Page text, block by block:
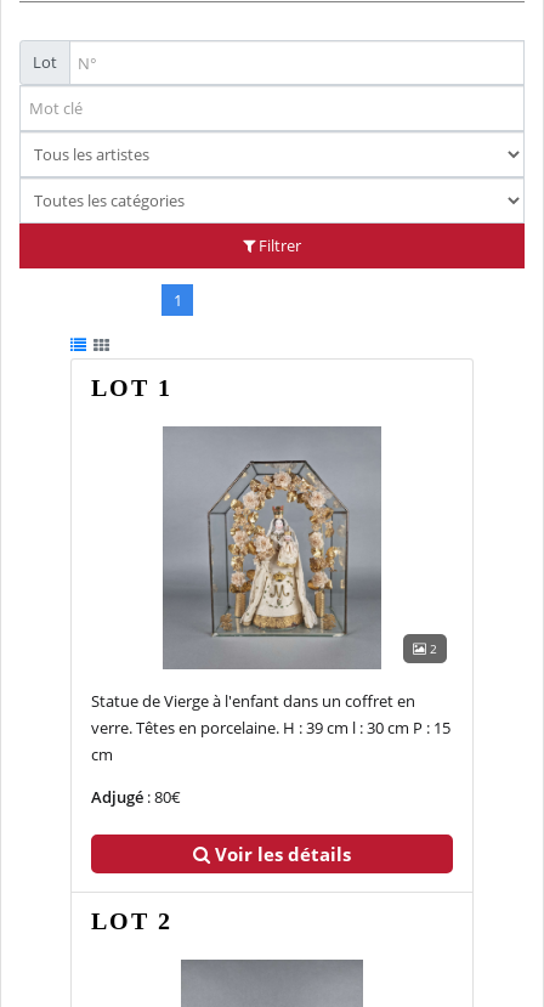
Lot
Filtrer
1
LOT 1
2
Statue de Vierge à l'enfant dans un coffret en
verre. Têtes en porcelaine. H : 39 cm l : 30 cm P : 15
cm
Adjugé: 80€
Voir les détails
LOT 2